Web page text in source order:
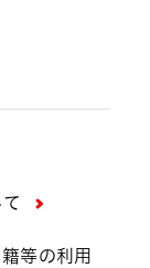
等の利用